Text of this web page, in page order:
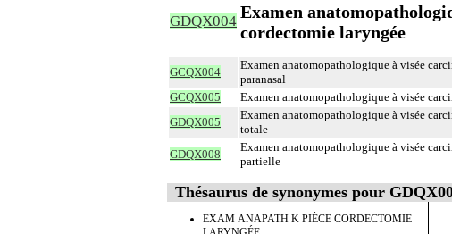
GDQX004 Examen
cordectomie laryngée
GCQX004
Examen anatomopathologique à visée
paranasal
GCQX005 Examen anatomopathologique à visée
GDQX005
Examen anatomopathologique à visée
totale
GDQX008
Examen anatomopathologique à visée
partielle
Thésaurus de synonymes pour
EXAM ANAPATH K PIÈCE CORDECTOMIE